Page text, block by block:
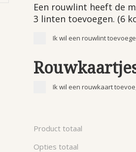
Een rouwlint heeft de
3 linten toevoegen. (6
Ik wil een rouwlint
Ik wil een rouwkaart
Product totaal
Opties totaal